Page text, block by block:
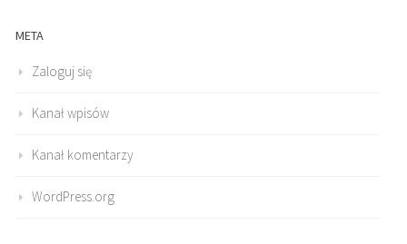
META
Zaloguj się
Kanał wpisów
Kanał komentarzy
WordPress.org